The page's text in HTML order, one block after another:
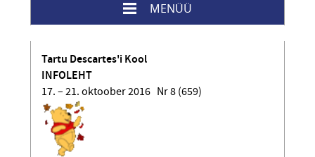
MENÜÜ
Tartu Descartes'i Kool
INFOLEHT
17. – 21. oktoober 2016 Nr 8 (659)